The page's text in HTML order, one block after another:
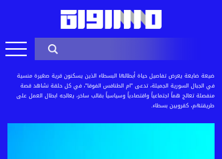
ضيعة ضايعة يعرض تفاصيل حياة أبطالها البسطاء الذين يسكنون قرية صغيرة منسية
في الجبال السورية الجميلة، تدعى "ام الطنافس الفوقا"، في كل حلقة نشاهد قصة
منفصلة تعالج هماً اجتماعياً واقتصادياً وسياسياً بقالب ساخر، يعالجه ابطال العمل على
طريقتهم، كقرويين بسطاء.